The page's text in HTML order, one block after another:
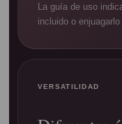
La guía de uso
incluido o
VERSATILIDAD